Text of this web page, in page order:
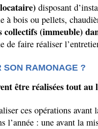
disposant
à bois ou pellets,
collectifs (immeuble)
de faire réaliser
SON RAMONAGE ?
être réalisées tout au
ces opérations
l’année : une avant la